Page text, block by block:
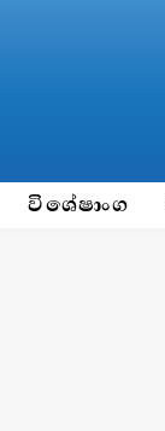
විශේෂාංග